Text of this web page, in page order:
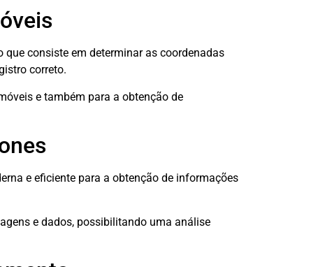
consiste em determinar as coordenadas
correto.
e também para a obtenção de
e eficiente para a obtenção de informações
e dados, possibilitando uma análise